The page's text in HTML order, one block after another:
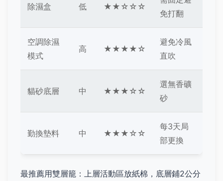
除濕盒 低 ★★☆☆☆
免打翻
空調除濕
模式
高 ★★★★☆
避免冷風
直吹
貓砂底層 中 ★★★☆☆
選無香礦
砂
勤換墊料 中 ★★★☆☆
每3天局
部更換
最推薦用雙層籠：上層活動區放紙棉，底層鋪2公分